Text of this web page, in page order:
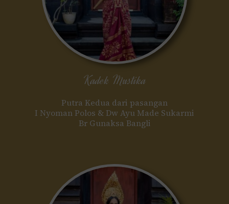
Kadek Mustika
Putra Kedua dari pasangan
I Nyoman Polos & Dw Ayu Made Sukarmi
Br Gunaksa Bangli